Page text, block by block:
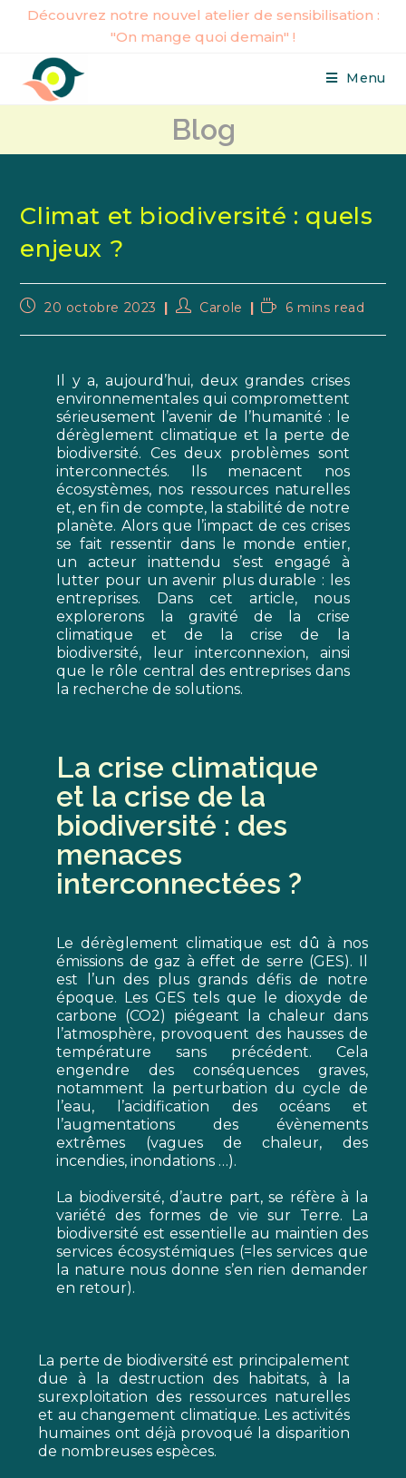
Découvrez notre nouvel atelier de sensibilisation :
"On mange quoi demain" !
Menu
Blog
Climat et biodiversité : quels
enjeux ?
20 octobre 2023 Carole 6 mins read
Il y a, aujourd’hui, deux grandes crises
environnementales qui compromettent
sérieusement l’avenir de l’humanité : le
dérèglement climatique et la perte de
biodiversité. Ces deux problèmes sont
interconnectés. Ils menacent nos
écosystèmes, nos ressources naturelles
et, en fin de compte, la stabilité de notre
planète. Alors que l’impact de ces crises
se fait ressentir dans le monde entier,
un acteur inattendu s’est engagé à
lutter pour un avenir plus durable : les
entreprises. Dans cet article, nous
explorerons la gravité de la crise
climatique et de la crise de la
biodiversité, leur interconnexion, ainsi
que le rôle central des entreprises dans
la recherche de solutions.
La crise climatique
et la crise de la
biodiversité : des
menaces
interconnectées ?
Le dérèglement climatique est dû à nos
émissions de gaz à effet de serre (GES). Il
est l’un des plus grands défis de notre
époque. Les GES tels que le dioxyde de
carbone (CO2) piégeant la chaleur dans
l’atmosphère, provoquent des hausses de
température sans précédent. Cela
engendre des conséquences graves,
notamment la perturbation du cycle de
l’eau, l’acidification des océans et
l’augmentations des évènements
extrêmes (vagues de chaleur, des
incendies, inondations …).
La biodiversité, d’autre part, se réfère à la
variété des formes de vie sur Terre. La
biodiversité est essentielle au maintien des
services écosystémiques (=les services que
la nature nous donne s’en rien demander
en retour).
La perte de biodiversité est principalement
due à la destruction des habitats, à la
surexploitation des ressources naturelles
et au changement climatique. Les activités
humaines ont déjà provoqué la disparition
de nombreuses espèces.